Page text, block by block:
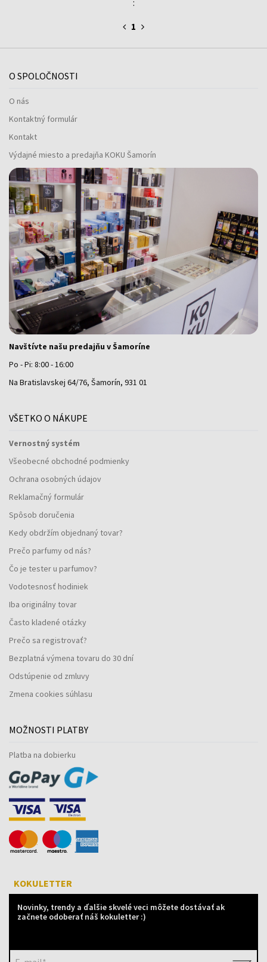
1
O SPOLOČNOSTI
O nás
Kontaktný formulár
Kontakt
Výdajné miesto a predajňa KOKU Šamorín
Navštívte našu predajňu v Šamoríne
Po - Pi: 8:00 - 16:00
Na Bratislavskej 64/76, Šamorín, 931 01
VŠETKO O NÁKUPE
Vernostný systém
Všeobecné obchodné podmienky
Ochrana osobných údajov
Reklamačný formulár
Spôsob doručenia
Kedy obdržím objednaný tovar?
Prečo parfumy od nás?
Čo je tester u parfumov?
Vodotesnosť hodiniek
Iba originálny tovar
Často kladené otázky
Prečo sa registrovať?
Bezplatná výmena tovaru do 30 dní
Odstúpenie od zmluvy
Zmena cookies súhlasu
MOŽNOSTI PLATBY
Platba na dobierku
KOKULETTER
Novinky, trendy a ďalšie skvelé veci môžete dostávať ak
začnete odoberať náš kokuletter :)